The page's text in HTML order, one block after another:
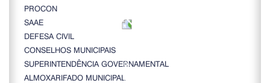
PROCON
SAAE
DEFESA CIVIL
CONSELHOS MUNICIPAIS
SUPERINTENDÊNCIA GOVERNAMENTAL
ALMOXARIFADO MUNICIPAL